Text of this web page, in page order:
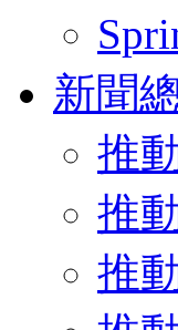
新聞
推
推
推